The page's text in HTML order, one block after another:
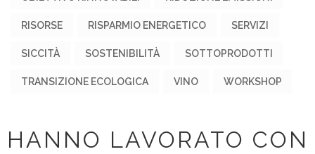
RISORSE RISPARMIO ENERGETICO SERVIZI
SICCITÀ SOSTENIBILITÀ SOTTOPRODOTTI
TRANSIZIONE ECOLOGICA VINO WORKSHOP
HANNO LAVORATO CON